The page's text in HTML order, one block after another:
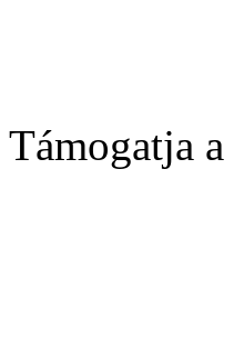
Támogatja a